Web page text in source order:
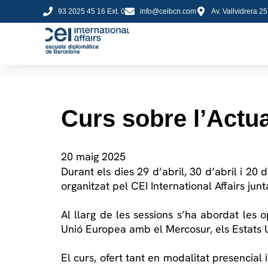
93 2025 45 16 Ext. 0 info@ceibcn.com Av. Vallvidrera
Curs sobre
20 maig 2025
Durant els dies 29 d’abril, 30 d’abril i 20
organitzat pel CEI International Affairs
Al llarg de les sessions s’ha abordat les
Unió Europea amb el Mercosur, els
El curs, ofert tant en modalitat